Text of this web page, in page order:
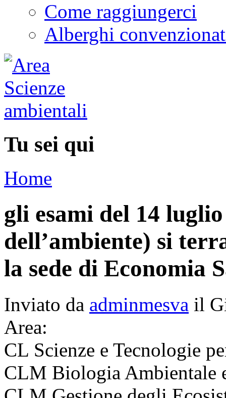
Come raggiungerci
Alberghi
Tu sei qui
Home
gli esami del 14
dell’ambiente) si
la sede di Economia
Inviato da adminmesva il
Area:
CL Scienze e Tecnologie
CLM Biologia Ambientale